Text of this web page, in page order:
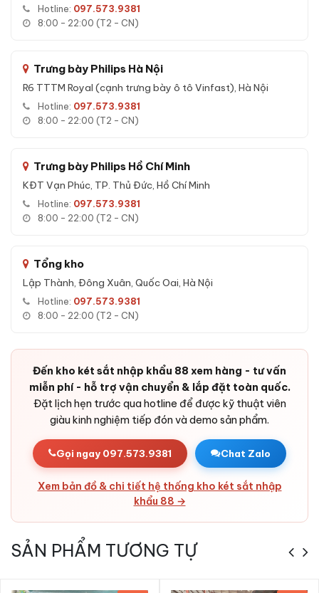
24 tháng bảo hành online chính hãng
qua hotline, Zalo, Messenger 24/7.
24h
, các tỉnh thành khác giao hàng COD toàn quốc.
Tính năng Két sắt Liberty LB79-S5II vân
tay chính hãng
tay chính hãng
An toàn cháy nổ: Cấu trúc vỏ thép kết hợp lớp bê-tông
chống cháy chuyên dụng - bảo vệ tài sản trong sự cố hoả
hoạn.
đa chiều - kháng tốt với khoan, cắt, đục.
Bảo mật xác thực kép:Khoá cơ + khoá điện tử/vân tay -
người lạ khó vượt qua cả 2 lớp xác thực.
Tự khoá khi bị tấn công:
Phát còi báo khi có tác động
bất thường - cảnh báo chủ ngay khi két bị tấn công.
Pin tuổi thọ cao: Pin Alkaline AA chất lượng, có cổng
nguồn ngoài khẩn cấp - không bao giờ bị nhốt do hết pin.
Bản lề ẩn bên trong cánh - tăng độ kín, chống
cạy phá từ bên ngoài.
Vỏ két chắc chắn:Thép cao cấp dày dặn + lõi bê-tông -
kháng được công cụ phá két thông dụng.
Đường nét hiện đại, sơn tinh tế - đặt
được trong phòng khách, phòng ngủ, văn phòng, khách
sạn, cửa hàng mà vẫn sang trọng.
Hotline: 097.573.9381
8:00 - 22:00 (T2 - CN)
Trưng bày Philips Hà Nội
R6 TTTM Royal (cạnh trưng bày ô tô Vinfast), Hà Nội
Hotline: 097.573.9381
8:00 - 22:00 (T2 - CN)
Trưng bày Philips Hồ Chí Minh
KĐT Vạn Phúc, TP. Thủ Đức, Hồ Chí Minh
Hotline: 097.573.9381
8:00 - 22:00 (T2 - CN)
Tổng kho
Lập Thành, Đông Xuân, Quốc Oai, Hà Nội
Hotline: 097.573.9381
8:00 - 22:00 (T2 - CN)
Đến kho két sắt nhập khẩu 88 xem hàng - tư vấn
miễn phí - hỗ trợ vận chuyển & lắp đặt toàn quốc.
Đặt lịch hẹn trước qua hotline để được kỹ thuật viên
giàu kinh nghiệm tiếp đón và demo sản phẩm.
Gọi ngay 097.573.9381 Chat Zalo
Xem bản đồ & chi tiết hệ thống kho két sắt nhập
khẩu 88 →
SẢN PHẨM TƯƠNG TỰ